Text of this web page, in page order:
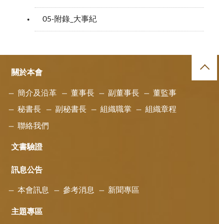
05-附錄_大事紀
關於本會
簡介及沿革 董事長 副董事長 董監事
秘書長 副秘書長 組織職掌 組織章程
聯絡我們
文書驗證
訊息公告
本會訊息 參考消息 新聞專區
主題專區